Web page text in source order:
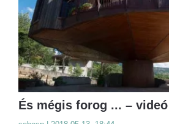
És mégis forog ... – videó